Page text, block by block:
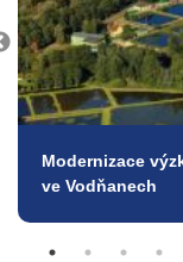
Modernizace
ve Vodňanech